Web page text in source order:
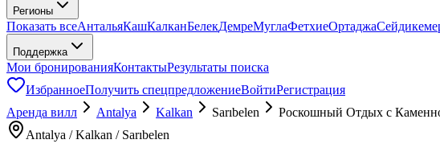
Регионы
Показать всеАнтальяКашКалканБелекДемреМуглаФетхиеОртаджа
Поддержка
Мои бронированияКонтактыРезультаты поиска
ИзбранноеПолучить спецпредложениеВойтиРегистрация
Аренда вилл
Antalya Kalkan Sarıbelen
Роскошный Отдых с
Antalya / Kalkan / Sarıbelen